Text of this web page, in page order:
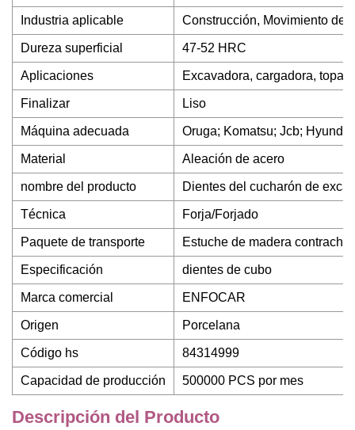
Industria aplicable Construcción, Movimiento de
Dureza superficial 47-52 HRC
Aplicaciones Excavadora, cargadora,
Finalizar Liso
Máquina adecuada Oruga; Komatsu; Jcb;
Material Aleación de acero
nombre del producto Dientes del cucharón de
Técnica Forja/Forjado
Paquete de transporte Estuche de madera
Especificación dientes de cubo
Marca comercial ENFOCAR
Origen Porcelana
Código hs 84314999
Capacidad de producción 500000 PCS por mes
Descripción del Producto